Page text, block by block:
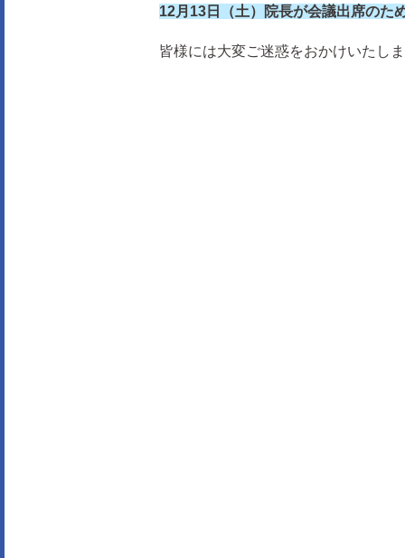
12月13日（土）院長が会議出席のた
皆様には大変ご迷惑をおかけいたし